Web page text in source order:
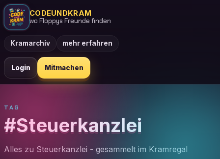
CODEUNDKRAM
wo Floppys Freunde finden
Kramarchiv mehr erfahren
Login Mitmachen
TAG
#Steuerkanzlei
Alles zu Steuerkanzlei - gesammelt im Kramregal